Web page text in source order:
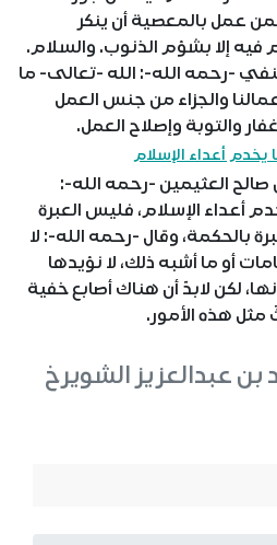
عمل بالمعصية أن ينكر
فيه إلا بشؤم الذنوب. والسلام.
-رحمه الله-: الله -تعالى- ما
والجزاء من جنس العمل
والتوبة وإصلاح العمل.
يخدم أعداء الإسلام
العثيمين -رحمه الله-:
أعداء الإسلام، فليس العبرة
بالحكمة، وقال -رحمه الله-: لا
أو ما أشبه ذلك، لا نؤيدها
لكن لابدّ أن هناك أصابع خفية
مثل هذه الأمور.
عبدالعزيز الشويرخ